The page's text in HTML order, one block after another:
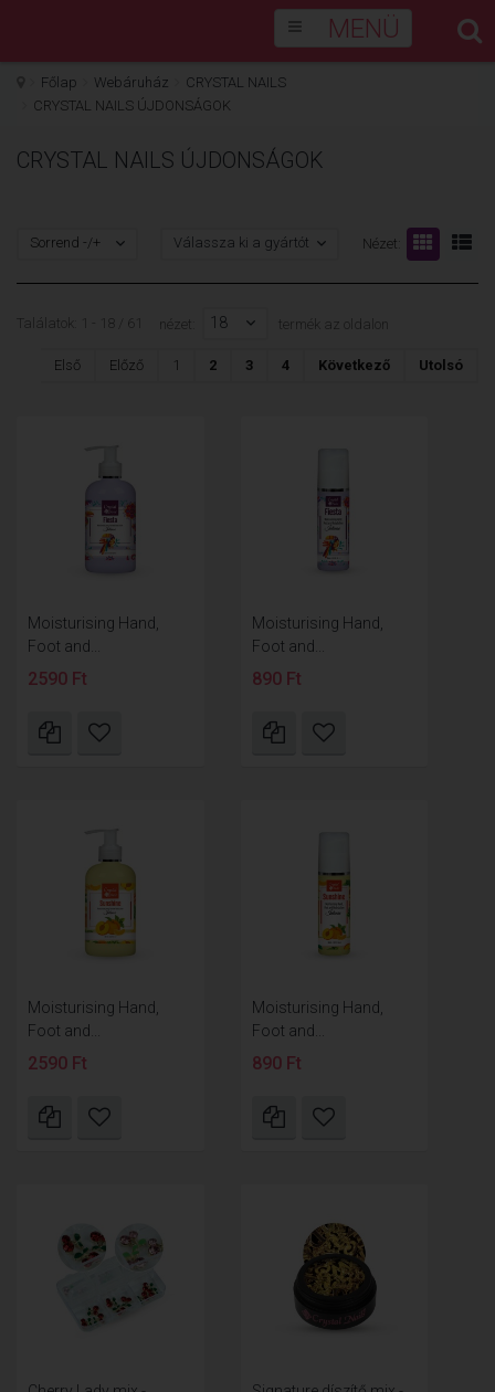
MENÜ
Főlap Webáruház
CRYSTAL NAILS
CRYSTAL NAILS ÚJDONSÁGOK
CRYSTAL NAILS ÚJDONSÁGOK
Nézet:
Sorrend -/+ Válassza ki a gyártót
Találatok: 1 - 18 / 61 nézet: 18 termék az oldalon
Első Előző 1 2 3 4 Következő Utolsó
Moisturising Hand,
Foot and...
2590 Ft
Moisturising Hand,
Foot and...
890 Ft
Moisturising Hand,
Foot and...
2590 Ft
Moisturising Hand,
Foot and...
890 Ft